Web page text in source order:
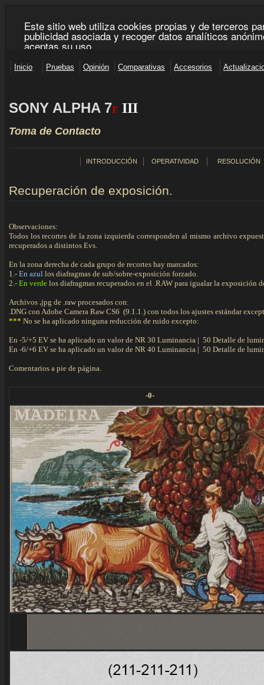
SONY ALPHA 7r III
Toma de Contacto
INTRODUCCIÓN OPERATIVIDAD RESOLUCIÓN
Recuperación de exposición.
Observaciones:
Todos los recortes de la zona izquierda corresponden al mismo archivo
recuperados a distintos Evs.
En la zona derecha de cada grupo de recortes hay marcados:
1.- En azul los diafragmas de sub/sobre-exposición forzado.
2.- En verde los diafragmas recuperados en el .RAW para igualar la exposición
Archivos .jpg de .raw procesados con:
.DNG con Adobe Camera Raw CS6 (9.1.1.) con todos los ajustes estándar
*** No se ha aplicado ninguna reducción de ruido excepto:
En -5/+5 EV se ha aplicado un valor de NR 30 Luminancia | 50 Detalle de
En -6/+6 EV se ha aplicado un valor de NR 40 Luminancia | 50 Detalle de
Comentarios a pie de página.
-0-